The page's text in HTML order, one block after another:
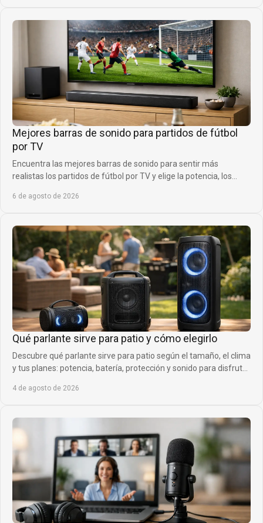
Mejores barras de sonido para partidos de fútbol
por TV
Encuentra las mejores barras de sonido para sentir más
realistas los partidos de fútbol por TV y elige la potencia, los
6 de agosto de 2026
Qué parlante sirve para patio y cómo elegirlo
Descubre qué parlante sirve para patio según el tamaño, el clima
y tus planes: potencia, batería, protección y sonido para disfrutar
4 de agosto de 2026